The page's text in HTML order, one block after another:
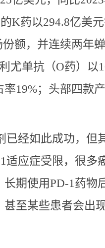
K药以294.8亿美
额，并连续两年
尤单抗（O药）以
19%；头部四款
已经如此成功，但
适应症受限，很多
期使用PD-1药物
甚至某些患者会出